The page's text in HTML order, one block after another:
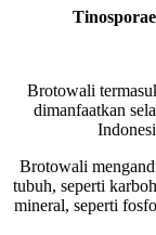
Brotowali
dimanfaatkan
Brotowali
tubuh, seperti
mineral, seperti